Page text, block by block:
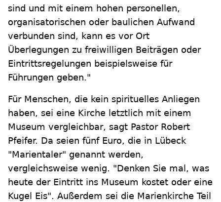
sind und mit einem hohen personellen,
organisatorischen oder baulichen Aufwand
verbunden sind, kann es vor Ort
Überlegungen zu freiwilligen Beiträgen oder
Eintrittsregelungen beispielsweise für
Führungen geben."
Für Menschen, die kein spirituelles Anliegen
haben, sei eine Kirche letztlich mit einem
Museum vergleichbar, sagt Pastor Robert
Pfeifer. Da seien fünf Euro, die in Lübeck
"Marientaler" genannt werden,
vergleichsweise wenig. "Denken Sie mal, was
heute der Eintritt ins Museum kostet oder eine
Kugel Eis". Außerdem sei die Marienkirche Teil